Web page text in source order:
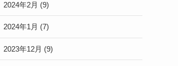
2024年2月 (9)
2024年1月 (7)
2023年12月 (9)